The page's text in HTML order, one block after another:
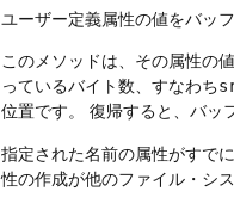
ユーザー定義属性の値をバッ
このメソッドは、その属性の
っているバイト数、すなわち
位置です。
復帰すると、バッ
指定された名前の属性がすで
性の作成が他のファイル・シ